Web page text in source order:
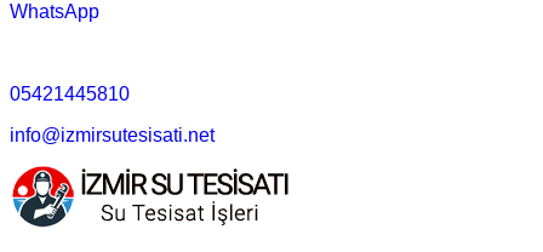
WhatsApp
05421445810
info@izmirsutesisati.net